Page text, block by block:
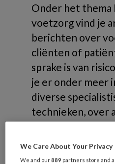
Onder het thema
voetzorg vind je
berichten over
cliënten of
sprake is van
je er onder meer
diverse
technieken, over
die gerelateerd
risicovoeten of
de zorg.
We Care About Your Privacy
We and our889 partners store and